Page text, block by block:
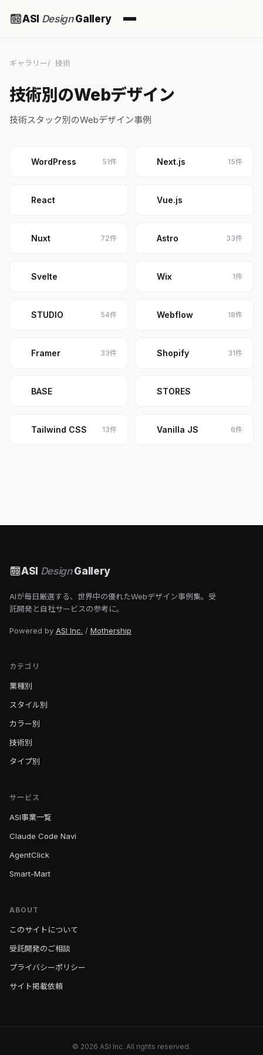
ASI DesignGallery
ギャラリー 技術
技術別のWebデザイン
技術スタック別のWebデザイン事例
WordPress 51件 Next.js 15件
React Vue.js
Nuxt 72件 Astro 33件
Svelte Wix 1件
STUDIO 54件 Webflow 18件
Framer 33件 Shopify 31件
BASE STORES
Tailwind CSS 13件 Vanilla JS 6件
ASI DesignGallery
AIが毎日厳選する、世界中の優れたWebデザイン事例集。受
託開発と自社サービスの参考に。
Powered by ASI Inc. / Mothership
カテゴリ
業種別
スタイル別
カラー別
技術別
タイプ別
サービス
ASI事業一覧
Claude Code Navi
AgentClick
Smart-Mart
ABOUT
このサイトについて
受託開発のご相談
プライバシーポリシー
サイト掲載依頼
© 2026 ASI Inc. All rights reserved.